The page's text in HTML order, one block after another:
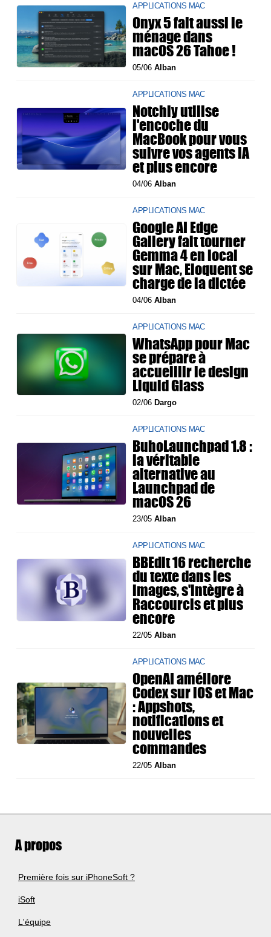
APPLICATIONS MAC
Onyx 5 fait aussi le
ménage dans
macOS 26 Tahoe !
05/06Alban
APPLICATIONS MAC
Notchly utilise
l'encoche du
MacBook pour vous
suivre vos agents IA
et plus encore
04/06Alban
APPLICATIONS MAC
Google AI Edge
Gallery fait tourner
Gemma 4 en local
sur Mac, Eloquent se
charge de la dictée
04/06Alban
APPLICATIONS MAC
WhatsApp pour Mac
se prépare à
accueillir le design
Liquid Glass
02/06Dargo
APPLICATIONS MAC
BuhoLaunchpad 1.8 :
la véritable
alternative au
Launchpad de
macOS 26
23/05Alban
APPLICATIONS MAC
BBEdit 16 recherche
du texte dans les
images, s'intègre à
Raccourcis et plus
encore
22/05Alban
APPLICATIONS MAC
OpenAI améliore
Codex sur iOS et Mac
: Appshots,
notifications et
nouvelles
commandes
22/05Alban
A propos
Première fois sur iPhoneSoft ?
iSoft
L'équipe